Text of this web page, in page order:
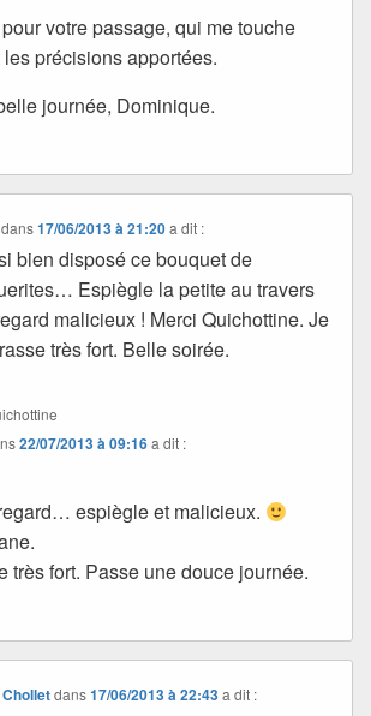
votre passage, qui me touche
précisions apportées.
journée, Dominique.
dans17/06/2013 à 21:20 a dit :
bien disposé ce bouquet de
Espiègle la petite au travers
malicieux ! Merci Quichottine. Je
très fort. Belle soirée.
22/07/2013 à 09:16a dit :
espiègle et malicieux.
très fort. Passe une douce journée.
dans17/06/2013 à 22:43 a dit :